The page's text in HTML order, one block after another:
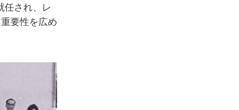
任され、レ
要性を広め